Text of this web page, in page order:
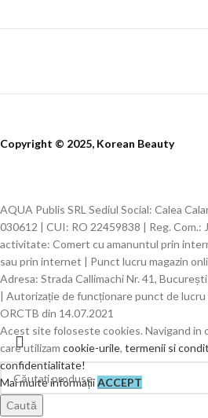
Copyright © 2025, Korean Beauty
AQUA Publis SRL Sediul Social: Calea
030612 | CUI: RO 22459838 | Reg.
activitate: Comert cu amanuntul prin
sau prin internet | Punct lucru magazin
Adresa: Strada Callimachi Nr. 41,
| Autorizație de funcționare punct de
ORCTB din 14.07.2021
Caută
Acest site foloseste cookies. Navigand in
care utilizam cookie-urile, termenii si
confidentialitate!
Mai multe informațiiACCEPT